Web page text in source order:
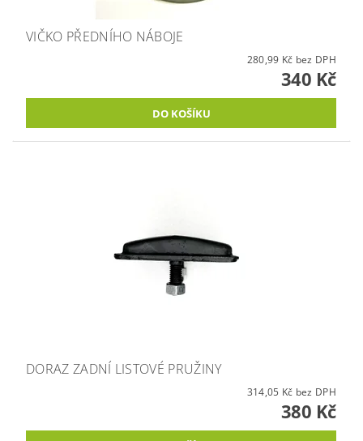
VIČKO PŘEDNÍHO NÁBOJE
280,99 Kč bez DPH
340 Kč
DORAZ ZADNÍ LISTOVÉ PRUŽINY
314,05 Kč bez DPH
380 Kč